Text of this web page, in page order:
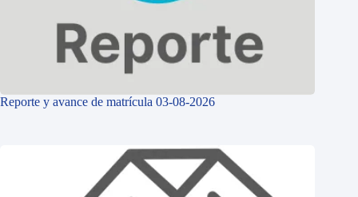
Reporte y avance de matrícula 03-08-2026